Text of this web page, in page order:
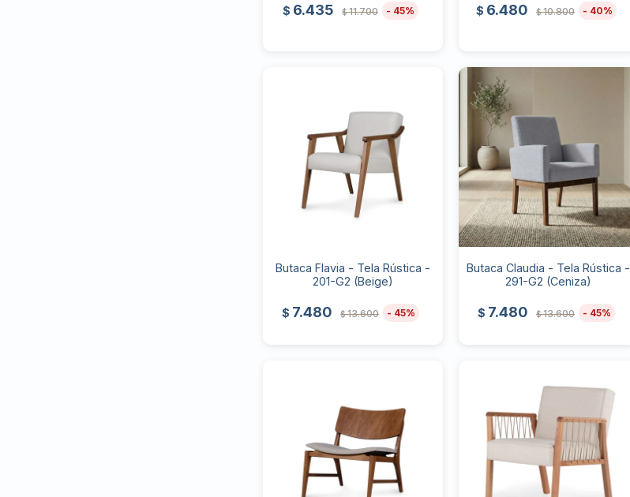
$ 6.435 $ 11.700 45 $ 6.480 $ 10.800 40
Butaca Flavia - Tela Rústica -
201-G2 (Beige)
$ 7.480 $ 13.600 45
Butaca Claudia - Tela Rústica -
291-G2 (Ceniza)
$ 7.480 $ 13.600 45